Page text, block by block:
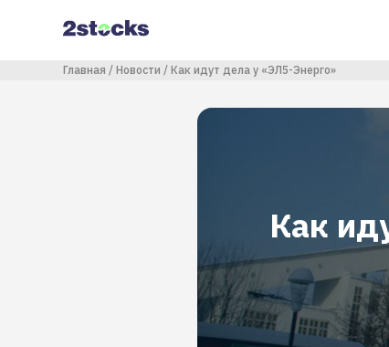
содержанию
Строка навигации
Главная Новости Как идут дела у «ЭЛ5-Энерго»
Как